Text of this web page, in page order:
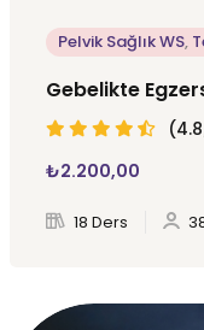
Pelvik Sağlık WS,
Gebelikte
₺2.200,00
18 Ders